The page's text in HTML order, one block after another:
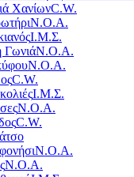
ΧανίωνC.W.
Ν.Ο.Α.
Ι.Μ.Σ.
ΓωνιάΝ.Ο.Α.
Ν.Ο.Α.
C.W.
Ι.Μ.Σ.
Ν.Ο.Α.
C.W.
Ν.Ο.Α.
Ν.Ο.Α.